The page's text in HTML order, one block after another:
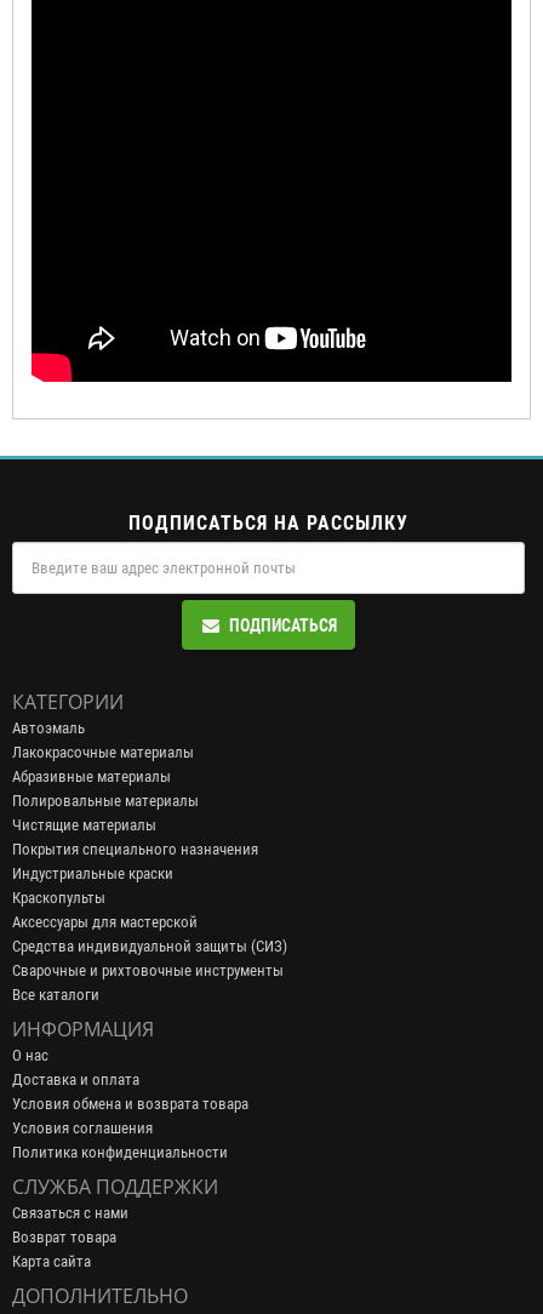
ПОДПИСАТЬСЯ НА РАССЫЛКУ
ПОДПИСАТЬСЯ
КАТЕГОРИИ
Автоэмаль
Лакокрасочные материалы
Абразивные материалы
Полировальные материалы
Чистящие материалы
Покрытия специального назначения
Индустриальные краски
Краскопульты
Аксессуары для мастерской
Средства индивидуальной защиты (СИЗ)
Сварочные и рихтовочные инструменты
Все каталоги
ИНФОРМАЦИЯ
О нас
Доставка и оплата
Условия обмена и возврата товара
Условия соглашения
Политика конфиденциальности
СЛУЖБА ПОДДЕРЖКИ
Связаться с нами
Возврат товара
Карта сайта
ДОПОЛНИТЕЛЬНО